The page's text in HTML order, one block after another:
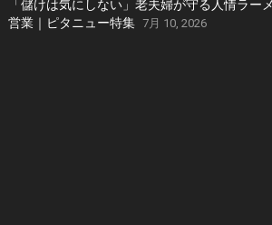
「儲けは気にしない」老夫婦が守る人情ラー
営業｜ピタニュー特集 7月 10, 2026